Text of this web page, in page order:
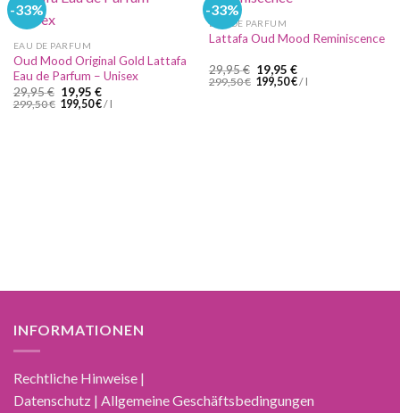
-33%
EAU DE PARFUM
Oud Mood Original Gold Lattafa
Eau de Parfum – Unisex
29,95€ Ursprünglicher
Preis
war:
19,95 €Aktueller
Preis
299,50€ 199,50€/ l
-33%
EAU DE PARFUM
Lattafa Oud Mood Reminiscence
29,95€ Ursprünglicher
Preis
war:
19,95 €Aktueller
Preis
299,50€ 199,50€/ l
INFORMATIONEN
Rechtliche Hinweise |
Datenschutz | Allgemeine Geschäftsbedingungen